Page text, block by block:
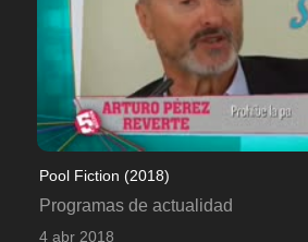
Pool Fiction (2018)
Programas de actualidad
4 abr 2018